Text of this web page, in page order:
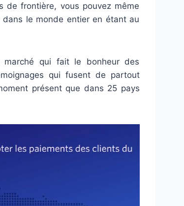
de frontière, vous pouvez même
le monde entier en étant au
marché qui fait le bonheur des
qui fusent de partout
présent que dans 25 pays